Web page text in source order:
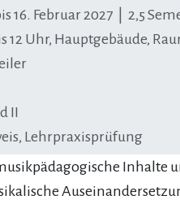
16. Februar 2027 | 2,5
12 Uhr, Hauptgebäude,
II
Lehrpraxisprüfung
Inhalte